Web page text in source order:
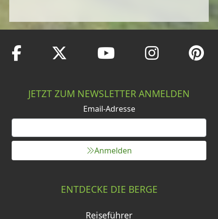
JETZT ZUM NEWSLETTER ANMELDEN
Email-Adresse
Anmelden
ENTDECKE DIE BERGE
Reiseführer